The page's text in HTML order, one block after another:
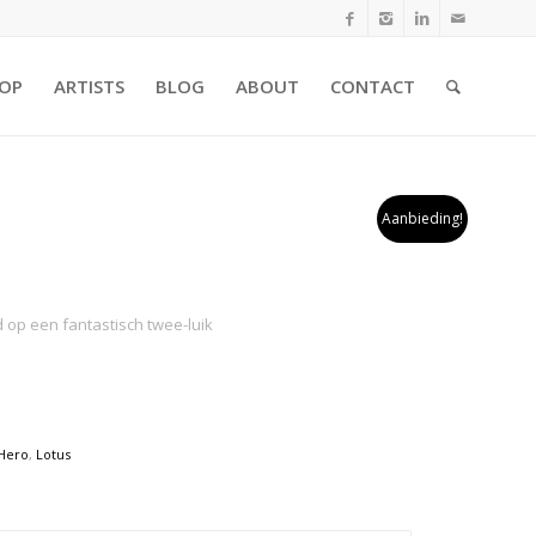
ARTISTS BLOG ABOUT CONTACT
Aanbieding!
op een fantastisch twee-luik
, Lotus